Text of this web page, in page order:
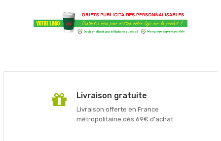
Livraison gratuite
Livraison offerte en France
métropolitaine dès 69€ d'achat.